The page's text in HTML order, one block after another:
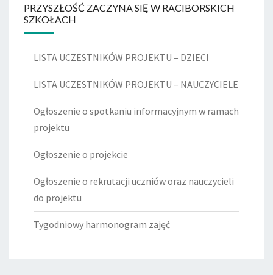
PRZYSZŁOŚĆ ZACZYNA SIĘ W RACIBORSKICH
SZKOŁACH
LISTA UCZESTNIKÓW PROJEKTU – DZIECI
LISTA UCZESTNIKÓW PROJEKTU – NAUCZYCIELE
Ogłoszenie o spotkaniu informacyjnym w ramach
projektu
Ogłoszenie o projekcie
Ogłoszenie o rekrutacji uczniów oraz nauczycieli
do projektu
Tygodniowy harmonogram zajęć